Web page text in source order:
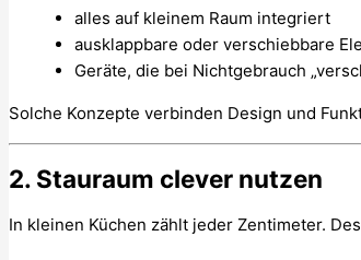
alles auf kleinem Raum integriert
ausklappbare oder verschiebbare
Geräte, die bei Nichtgebrauch
Solche Konzepte verbinden Design und
2. Stauraum clever nutzen
In kleinen Küchen zählt jeder Zentimeter.